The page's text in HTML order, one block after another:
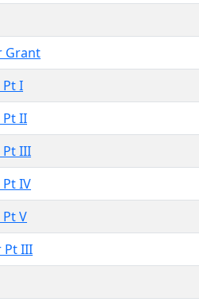
Grant
I
II
III
IV
V
Pt III